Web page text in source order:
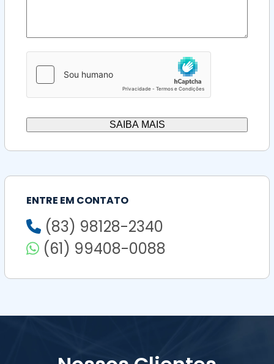
ENTRE EM CONTATO
(83) 98128-2340
(61) 99408-0088